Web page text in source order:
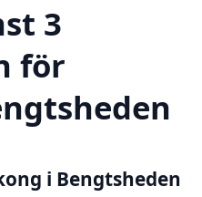
3
för
i Bengtsheden